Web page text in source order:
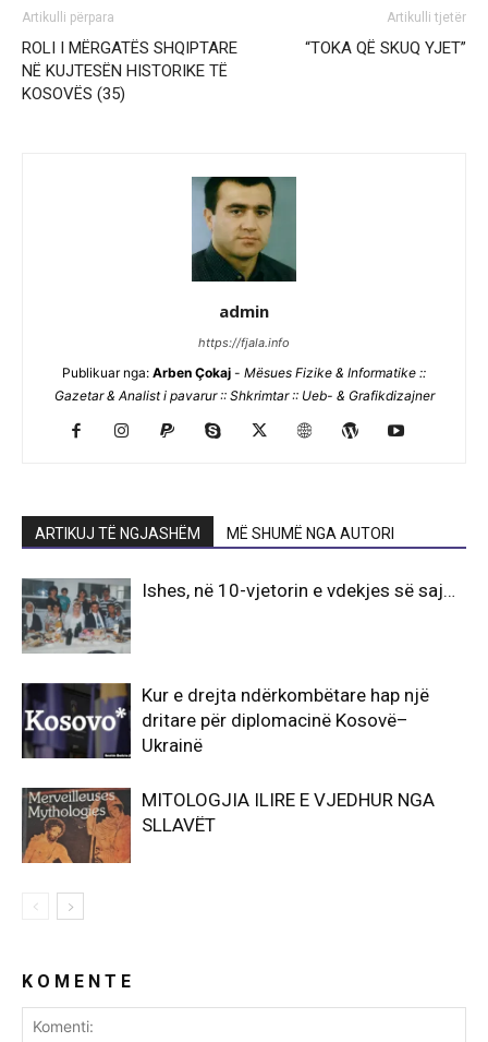
Artikulli përpara
ROLI I MËRGATËS SHQIPTARE
NË KUJTESËN HISTORIKE TË
KOSOVËS (35)
Artikulli tjetër
“TOKA QË SKUQ YJET”
admin
https://fjala.info
Publikuar nga: Arben Çokaj - Mësues Fizike & Informatike ::
Gazetar & Analist i pavarur :: Shkrimtar :: Ueb- & Grafikdizajner
ARTIKUJ TË NGJASHËM MË SHUMË NGA AUTORI
Ishes, në 10-vjetorin e vdekjes së saj…
Kur e drejta ndërkombëtare hap një
dritare për diplomacinë Kosovë–
Ukrainë
MITOLOGJIA ILIRE E VJEDHUR NGA
SLLAVËT
K O M E N T E